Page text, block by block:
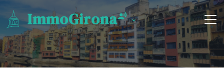
ImmoGirona